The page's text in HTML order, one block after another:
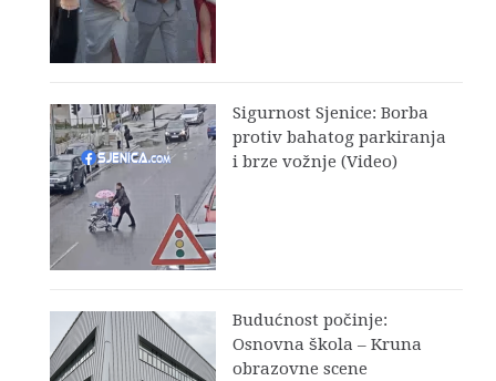
Sigurnost Sjenice: Borba
protiv bahatog parkiranja
i brze vožnje (Video)
Budućnost počinje:
Osnovna škola – Kruna
obrazovne scene